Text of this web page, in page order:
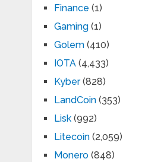
Finance (1)
Gaming(1)
Golem(410)
IOTA(4,433)
Kyber(828)
LandCoin(353)
Lisk(992)
Litecoin(2,059)
Monero(848)